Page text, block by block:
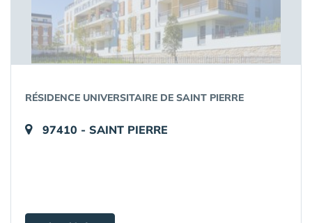
RÉSIDENCE UNIVERSITAIRE DE SAINT PIERRE
97410 - SAINT PIERRE